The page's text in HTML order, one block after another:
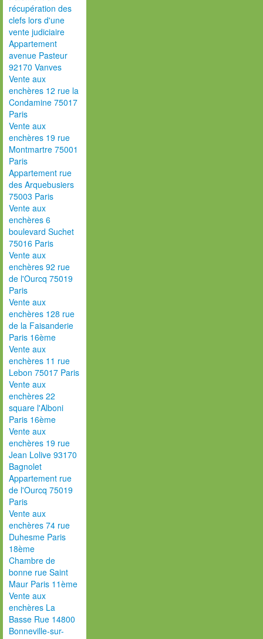
récupération des
clefs lors d'une
vente judiciaire
Appartement
avenue Pasteur
92170 Vanves
Vente aux
enchères 12 rue la
Condamine 75017
Paris
Vente aux
enchères 19 rue
Montmartre 75001
Paris
Appartement rue
des Arquebusiers
75003 Paris
Vente aux
enchères 6
boulevard Suchet
75016 Paris
Vente aux
enchères 92 rue
de l'Ourcq 75019
Paris
Vente aux
enchères 128 rue
de la Faisanderie
Paris 16ème
Vente aux
enchères 11 rue
Lebon 75017 Paris
Vente aux
enchères 22
square l'Alboni
Paris 16ème
Vente aux
enchères 19 rue
Jean Lolive 93170
Bagnolet
Appartement rue
de l'Ourcq 75019
Paris
Vente aux
enchères 74 rue
Duhesme Paris
18ème
Chambre de
bonne rue Saint
Maur Paris 11ème
Vente aux
enchères La
Basse Rue 14800
Bonneville-sur-